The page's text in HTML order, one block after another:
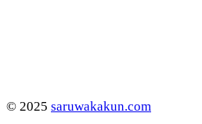
© 2025 saruwakakun.com